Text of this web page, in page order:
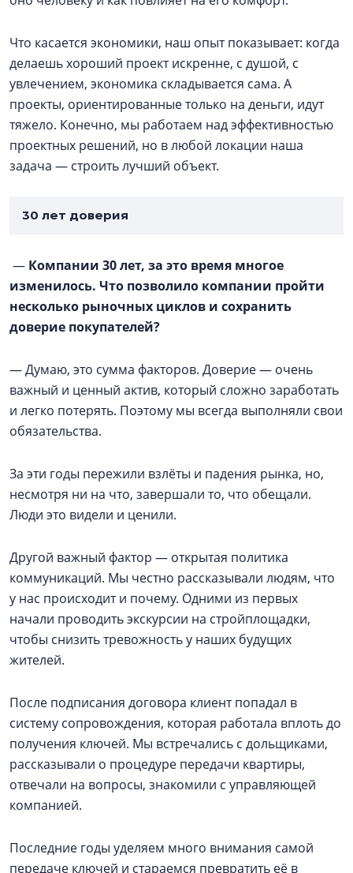
Что касается экономики, наш опыт показывает: когда
делаешь хороший проект искренне, с душой, с
увлечением, экономика складывается сама. А
проекты, ориентированные только на деньги, идут
тяжело. Конечно, мы работаем над эффективностью
проектных решений, но в любой локации наша
задача — строить лучший объект.
30 лет доверия
— Компании 30 лет, за это время многое
изменилось. Что позволило компании пройти
несколько рыночных циклов и сохранить
доверие покупателей?
— Думаю, это сумма факторов. Доверие — очень
важный и ценный актив, который сложно заработать
и легко потерять. Поэтому мы всегда выполняли свои
обязательства.
За эти годы пережили взлёты и падения рынка, но,
несмотря ни на что, завершали то, что обещали.
Люди это видели и ценили.
Другой важный фактор — открытая политика
коммуникаций. Мы честно рассказывали людям, что
у нас происходит и почему. Одними из первых
начали проводить экскурсии на стройплощадки,
чтобы снизить тревожность у наших будущих
жителей.
После подписания договора клиент попадал в
систему сопровождения, которая работала вплоть до
получения ключей. Мы встречались с дольщиками,
рассказывали о процедуре передачи квартиры,
отвечали на вопросы, знакомили с управляющей
компанией.
Последние годы уделяем много внимания самой
передаче ключей и стараемся превратить её в